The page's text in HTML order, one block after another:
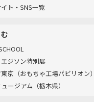
ト・SNS一覧
ジソン特別展
京（おもちゃ工場パビリオン）​
ージアム（栃木県）